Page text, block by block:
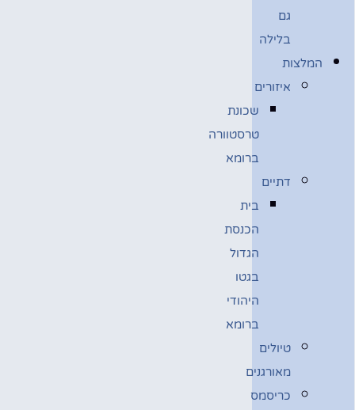
גם
בלילה
המלצות
איזורים
שכונת
טרסטוורה
ברומא
דתיים
בית
הכנסת
הגדול
בגטו
היהודי
ברומא
טיולים
מאורגנים
כריסמס